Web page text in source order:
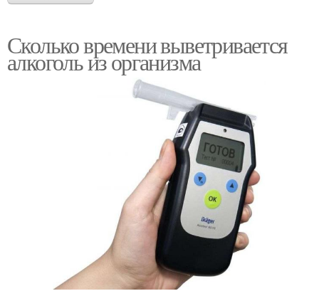
Сколько времени выветривается
алкоголь из организма